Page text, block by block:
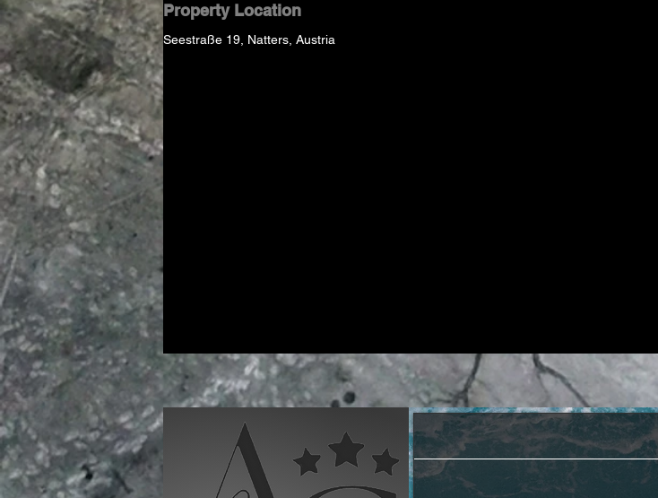
Property Location
Seestraße 19, Natters, Austria